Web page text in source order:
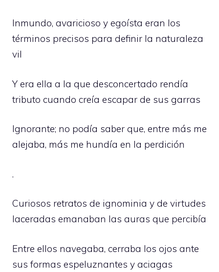
Inmundo, avaricioso y egoísta eran los
términos precisos para definir la naturaleza
vil
Y era ella a la que desconcertado rendía
tributo cuando creía escapar de sus garras
Ignorante; no podía saber que, entre más me
alejaba, más me hundía en la perdición
.
Curiosos retratos de ignominia y de virtudes
laceradas emanaban las auras que percibía
Entre ellos navegaba, cerraba los ojos ante
sus formas espeluznantes y aciagas